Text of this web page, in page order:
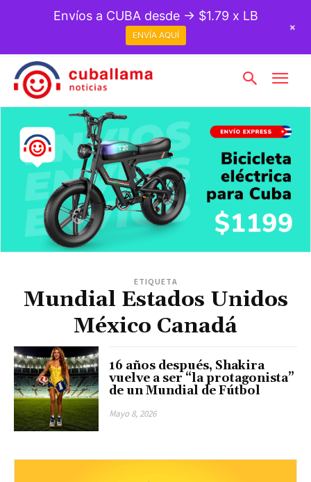
ETIQUETA
Mundial Estados Unidos
México Canadá
16 años después, Shakira
vuelve a ser “la protagonista”
de un Mundial de Fútbol
Mayo 8, 2026
Envíos a CUBA desde → $1.79 x LB
ENVÍA AQUÍ
+